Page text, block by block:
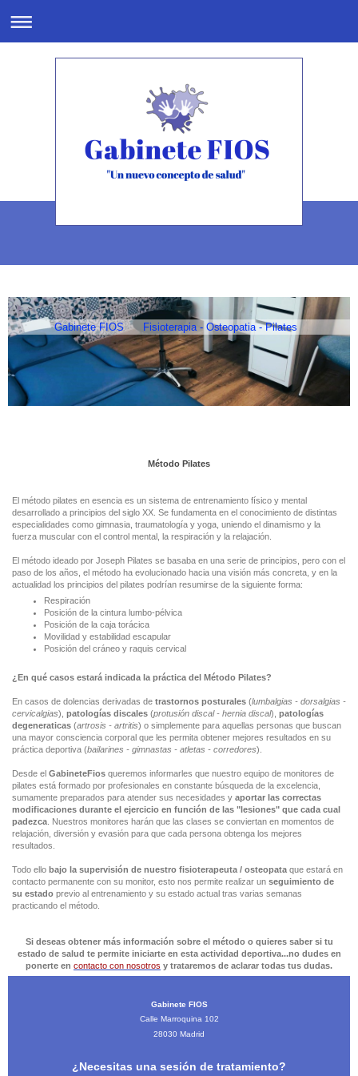
Gabinete FIOS Fisioterapia - Osteopatia - Pilates
Método Pilates
El método pilates en esencia es un sistema de entrenamiento físico y mental
desarrollado a principios del siglo XX. Se fundamenta en el conocimiento de distintas
especialidades como gimnasia, traumatología y yoga, uniendo el dinamismo y la
fuerza muscular con el control mental, la respiración y la relajación.
El método ideado por Joseph Pilates se basaba en una serie de principios, pero con el
paso de los años, el método ha evolucionado hacia una visión más concreta, y en la
actualidad los principios del pilates podrían resumirse de la siguiente forma:
Respiración
Posición de la cintura lumbo-pélvica
Posición de la caja torácica
Movilidad y estabilidad escapular
Posición del cráneo y raquis cervical
¿En qué casos estará indicada la práctica del Método Pilates?
En casos de dolencias derivadas de trastornos posturales (lumbalgias - dorsalgias -
cervicalgias), patologías discales (protusión discal - hernia discal), patologías
degeneraticas (artrosis - artritis) o simplemente para aquellas personas que buscan
una mayor consciencia corporal que les permita obtener mejores resultados en su
práctica deportiva (bailarines - gimnastas - atletas - corredores).
Desde el GabineteFios queremos informarles que nuestro equipo de monitores de
pilates está formado por profesionales en constante búsqueda de la excelencia,
sumamente preparados para atender sus necesidades y aportar las correctas
modificaciones durante el ejercicio en función de las "lesiones" que cada cual
padezca . Nuestros monitores harán que las clases se conviertan en momentos de
relajación, diversión y evasión para que cada persona obtenga los mejores
resultados.
Todo ello bajo la supervisión de nuestro fisioterapeuta / osteopata que estará en
contacto permanente con su monitor, esto nos permite realizar un seguimiento de
su estado previo al entrenamiento y su estado actual tras varias semanas
practicando el método.
Si deseas obtener más información sobre el método o quieres saber si tu
estado de salud te permite iniciarte en esta actividad deportiva...no dudes en
ponerte en contacto con nosotros y trataremos de aclarar todas tus dudas.
Gabinete FIOS
Calle Marroquina102
28030 Madrid
¿Necesitas una sesión de tratamiento?